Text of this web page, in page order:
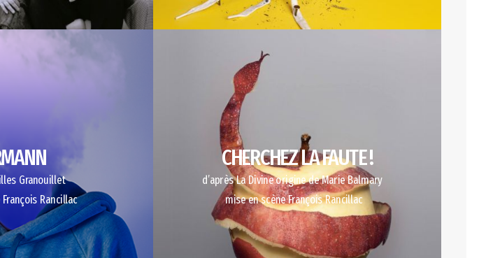
Granouillet
Rancillac
CHERCHEZ LA FAUTE !
d’après La Divine origine de Marie Balmary
mise en scène François Rancillac